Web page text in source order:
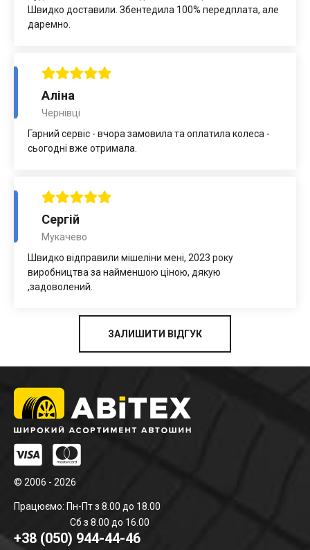
Швидко доставили. Збентедила 100% передплата, але
даремно.
Аліна
Чернівці
Гарний сервіс - вчора замовила та оплатила колеса -
сьогодні вже отримала.
Сергій
Мукачево
Швидко відправили мішеліни мені, 2023 року
виробництва за найменшою ціною, дякую
,задоволений.
ЗАЛИШИТИ ВІДГУК
© 2006 - 2026
Працюємо: Пн-Пт з 8.00 до 18.00
Сб з 8.00 до 16.00
+38 (050) 944-44-46